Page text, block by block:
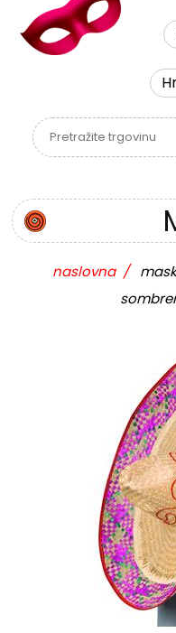
naslovna /